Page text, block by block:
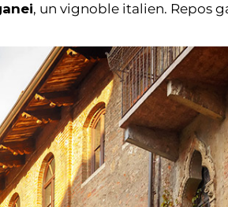
, un vignoble italien. Repos